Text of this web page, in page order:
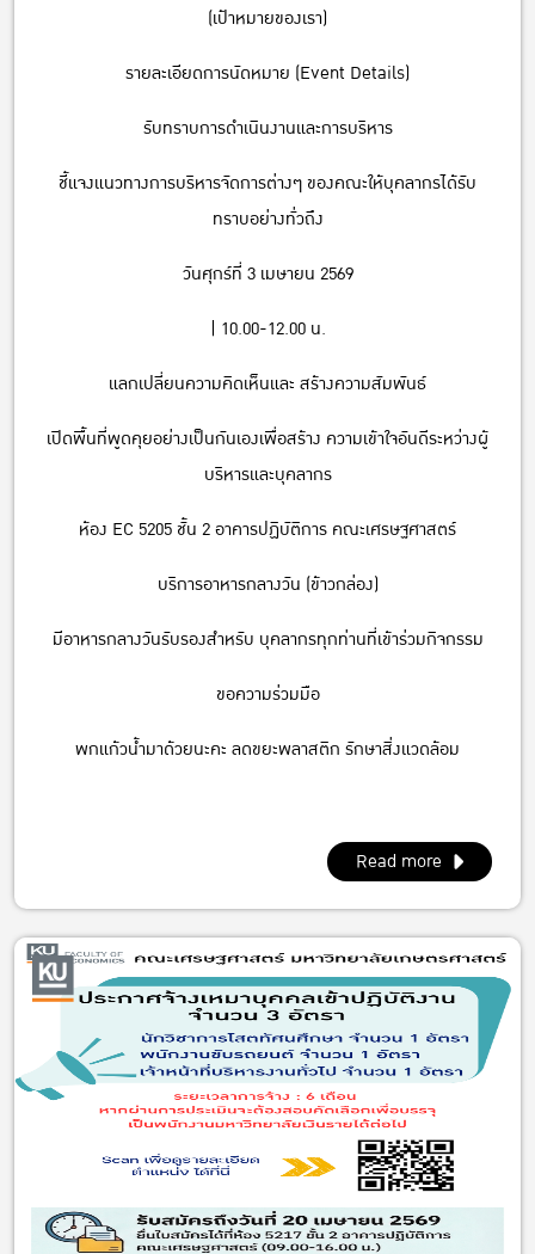
(เป้าหมายของเรา)
รายละเอียดการนัดหมาย (Event Details)
รับทราบการดำเนินงานและการบริหาร
ชี้แจงแนวทางการบริหารจัดการต่างๆ ของคณะให้บุคลากรได้รับ
ทราบอย่างทั่วถึง
วันศุกร์ที่ 3 เมษายน 2569
| 10.00-12.00 น.
แลกเปลี่ยนความคิดเห็นและ สร้างความสัมพันธ์
เปิดพื้นที่พูดคุยอย่างเป็นกันเองเพื่อสร้าง ความเข้าใจอันดีระหว่างผู้
บริหารและบุคลากร
ห้อง EC 5205 ชั้น 2 อาคารปฏิบัติการ คณะเศรษฐศาสตร์
บริการอาหารกลางวัน (ข้าวกล่อง)
มีอาหารกลางวันรับรองสำหรับ บุคลากรทุกท่านที่เข้าร่วมกิจกรรม
ขอความร่วมมือ
พกแก้วน้ำมาด้วยนะคะ ลดขยะพลาสติก รักษาสิ่งแวดล้อม
Read more